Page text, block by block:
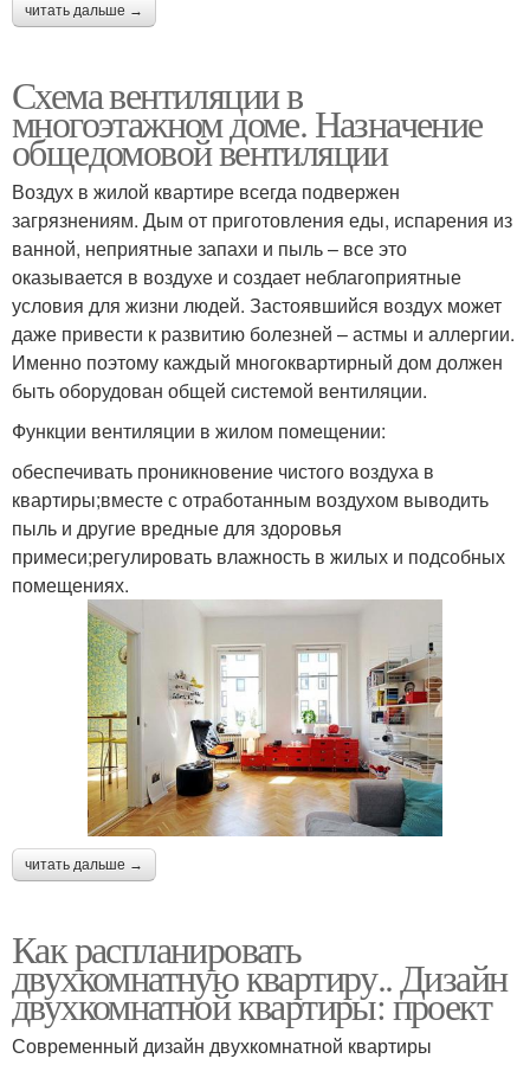
читать дальше →
Схема вентиляции в
многоэтажном доме. Назначение
общедомовой вентиляции
Воздух в жилой квартире всегда подвержен
загрязнениям. Дым от приготовления еды, испарения из
ванной, неприятные запахи и пыль – все это
оказывается в воздухе и создает неблагоприятные
условия для жизни людей. Застоявшийся воздух может
даже привести к развитию болезней – астмы и аллергии.
Именно поэтому каждый многоквартирный дом должен
быть оборудован общей системой вентиляции.
Функции вентиляции в жилом помещении:
обеспечивать проникновение чистого воздуха в
квартиры;вместе с отработанным воздухом выводить
пыль и другие вредные для здоровья
примеси;регулировать влажность в жилых и подсобных
помещениях.
читать дальше →
Как распланировать
двухкомнатную квартиру.. Дизайн
двухкомнатной квартиры: проект
Современный дизайн двухкомнатной квартиры